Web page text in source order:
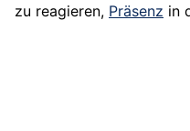
zu reagieren, Präsenz in